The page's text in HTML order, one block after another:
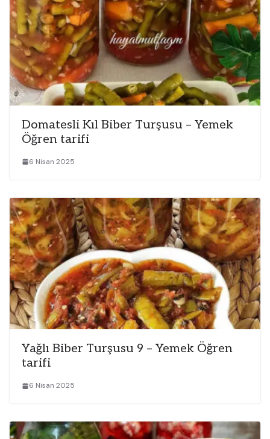
Domatesli Kıl Biber Turşusu – Yemek
Öğren tarifi
6 Nisan 2025
Yağlı Biber Turşusu 9 – Yemek Öğren
tarifi
6 Nisan 2025